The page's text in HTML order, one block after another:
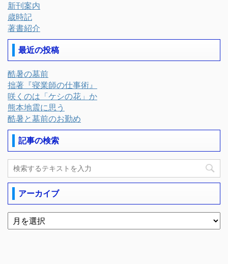
新刊案内
歳時記
著書紹介
最近の投稿
酷暑の墓前
拙著『寝業師の仕事術』
咲くのは「ケシの花」か
熊本地震に思う
酷暑と墓前のお勤め
記事の検索
アーカイブ